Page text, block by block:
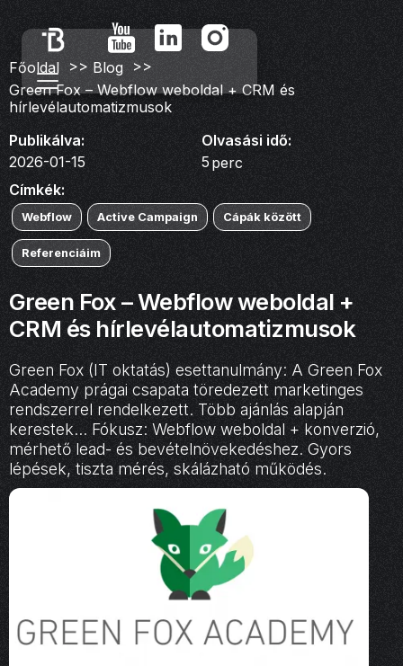
Főoldal >> Blog >>
Green Fox – Webflow weboldal + CRM és
hírlevélautomatizmusok
Publikálva:
2026-01-15
Olvasási idő:
5 perc
Címkék:
Webflow Active Campaign Cápák között
Referenciáim
Green Fox – Webflow weboldal +
CRM és hírlevélautomatizmusok
Green Fox (IT oktatás) esettanulmány: A Green Fox
Academy prágai csapata töredezett marketinges
rendszerrel rendelkezett. Több ajánlás alapján
kerestek… Fókusz: Webflow weboldal + konverzió,
mérhető lead- és bevételnövekedéshez. Gyors
lépések, tiszta mérés, skálázható működés.